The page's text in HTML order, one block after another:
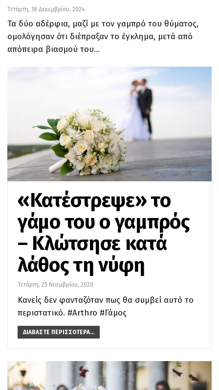
Τετάρτη, 18 Δεκεμβρίου, 2024
Τα δύο αδέρφια, μαζί με τον γαμπρό του θύματος,
ομολόγησαν ότι διέπραξαν το έγκλημα, μετά από
απόπειρα βιασμού του…
«Κατέστρεψε» το
γάμο του ο γαμπρός
– Κλώτσησε κατά
λάθος τη νύφη
Τετάρτη, 25 Νοεμβρίου, 2020
Κανείς δεν φανταζόταν πως θα συμβεί αυτό το
περιστατικό. #Arthro #Γάμος
ΔΙΑΒΆΣΤΕ ΠΕΡΙΣΣΌΤΕΡΑ...